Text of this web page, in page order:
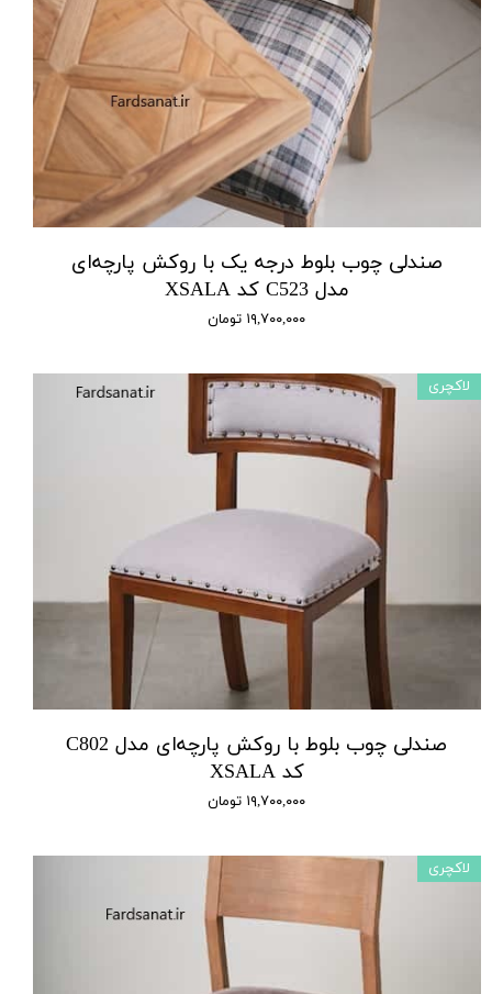
صندلی چوب بلوط درجه یک با روکش پارچه‌ای
مدل C523 کد XSALA
۱۹,۷۰۰,۰۰۰ تومان
صندلی چوب بلوط با روکش پارچه‌ای مدل C802
کد XSALA
۱۹,۷۰۰,۰۰۰ تومان
لاکچری
لاکچری